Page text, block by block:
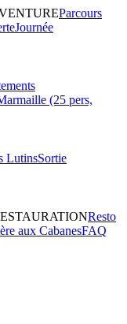
Parcours
Journée
(25 pers,
LutinsSortie
Resto
aux CabanesFAQ